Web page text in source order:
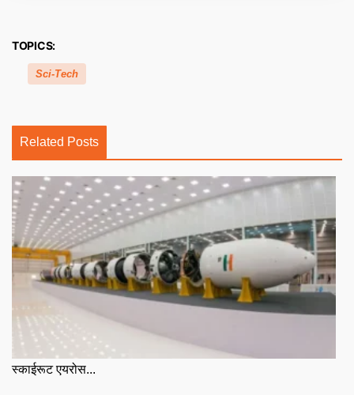
TOPICS:
Sci-Tech
Related Posts
स्काईरूट एयरोस...